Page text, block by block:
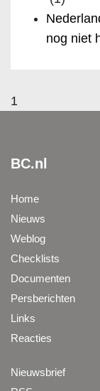
nog niet
1
BC.nl
Home
Nieuws
Weblog
Checklists
Documenten
Persberichten
Links
Reacties
Nieuwsbrief